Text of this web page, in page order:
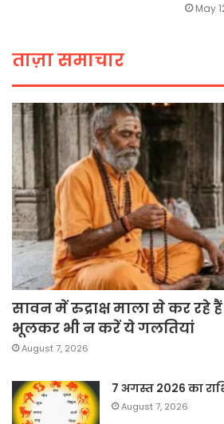
May
ताज़ा समाचार
सावन में रुद्राक्ष माला से कर रहे हैं
भूलकर भी न करें ये गलतियां
August 7, 2026
7 अगस्त 2026 का
August 7, 2026